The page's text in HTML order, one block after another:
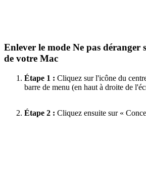
Enlever le mode Ne pas
de votre Mac
Étape 1 : Cliquez sur l'icône du
barre de menu (en haut à droite de
Étape 2 : Cliquez ensuite sur «